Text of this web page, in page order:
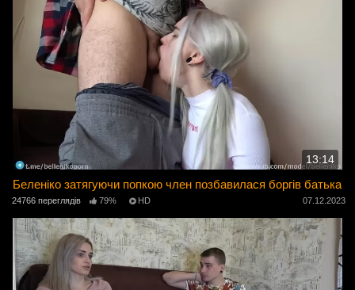
13:14
Беленіко затягуючи попкою член позбавилася боргів батька
24766 переглядів 79% HD 07.12.2023